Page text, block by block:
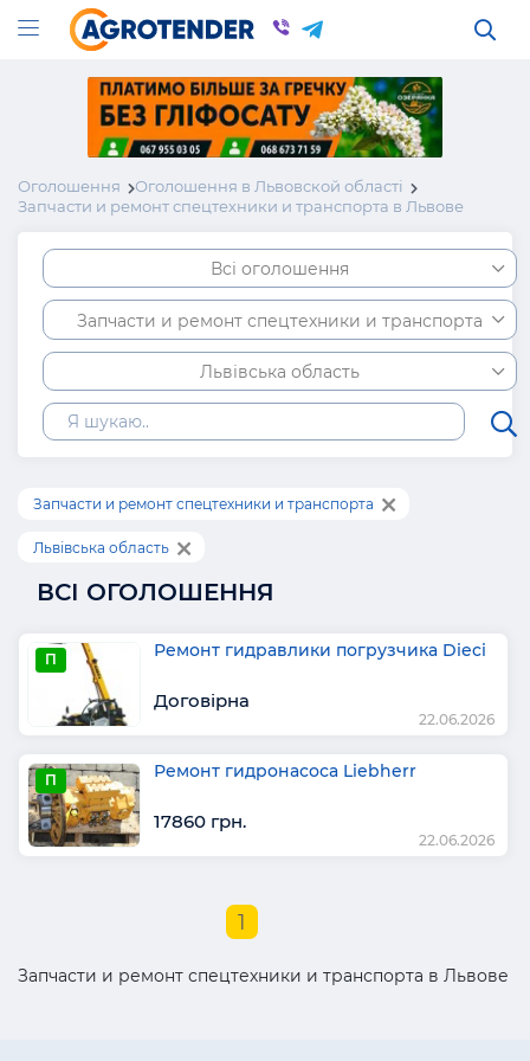
Оголошення
Оголошення в Львовской області
Запчасти и ремонт спецтехники и транспорта в Львове
Всі оголошення
Запчасти и ремонт спецтехники и транспорта
Львівська область
Запчасти и ремонт спецтехники и транспорта
Львівська область
ВСІ ОГОЛОШЕННЯ
П Ремонт гидравлики погрузчика Dieci
Договірна
22.06.2026
П Ремонт гидронасоса Liebherr
17860 грн.
22.06.2026
1
Запчасти и ремонт спецтехники и транспорта в Львове